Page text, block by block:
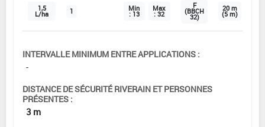
1,5
L/ha 1 Min
: 13
Max
: 32
F
(BBCH
32)
20 m
(5 m)
INTERVALLE MINIMUM ENTRE APPLICATIONS :
-
DISTANCE DE SÉCURITÉ RIVERAIN ET PERSONNES
PRÉSENTES :
3 m